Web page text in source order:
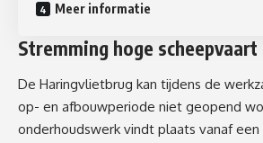
Meer informatie
Stremming hoge scheepvaart
De Haringvlietbrug kan tijdens de
op- en afbouwperiode niet geopend
onderhoudswerk vindt plaats vanaf